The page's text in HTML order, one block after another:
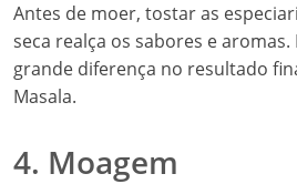
Antes de moer, tostar as
seca realça os sabores e
grande diferença no resultado
Masala.
4. Moagem